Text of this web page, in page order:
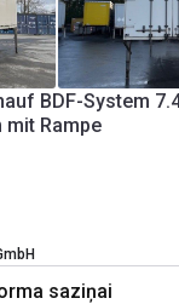
BDF-System
mit Rampe
saziņai